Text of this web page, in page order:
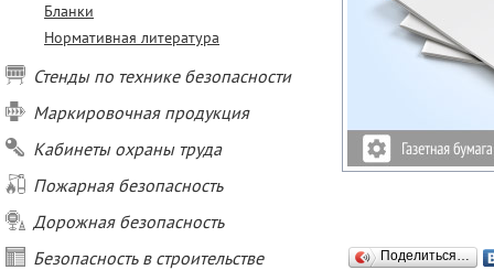
Бланки
Нормативная литература
Стенды по технике безопасности
Маркировочная продукция
Кабинеты охраны труда
Пожарная безопасность
Дорожная безопасность
Безопасность в строительстве
Поделиться…